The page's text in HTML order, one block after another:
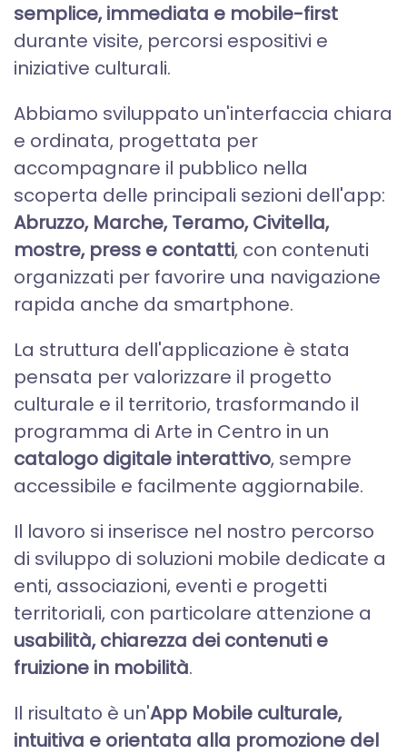
semplice, immediata e mobile-first
durante visite, percorsi espositivi e
iniziative culturali.
Abbiamo sviluppato un'interfaccia chiara
e ordinata, progettata per
accompagnare il pubblico nella
scoperta delle principali sezioni dell'app:
Abruzzo, Marche, Teramo, Civitella,
mostre, press e contatti, con contenuti
organizzati per favorire una navigazione
rapida anche da smartphone.
La struttura dell'applicazione è stata
pensata per valorizzare il progetto
culturale e il territorio, trasformando il
programma di Arte in Centro in un
catalogo digitale interattivo, sempre
accessibile e facilmente aggiornabile.
Il lavoro si inserisce nel nostro percorso
di sviluppo di soluzioni mobile dedicate a
enti, associazioni, eventi e progetti
territoriali, con particolare attenzione a
usabilità, chiarezza dei contenuti e
fruizione in mobilità.
Il risultato è un'App Mobile culturale,
intuitiva e orientata alla promozione del